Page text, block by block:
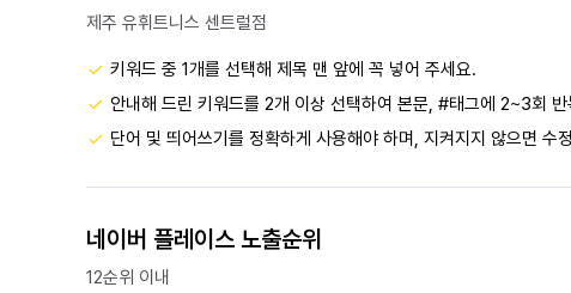
제주 유휘트니스 센트럴점
키워드 중 1개를 선택해 제목 맨 앞에 꼭 넣어 주세요.
안내해 드린 키워드를 2개 이상 선택하여 본문, #태그에 2~3회
단어 및 띄어쓰기를 정확하게 사용해야 하며, 지켜지지 않으면 수
네이버 플레이스 노출순위
12순위 이내